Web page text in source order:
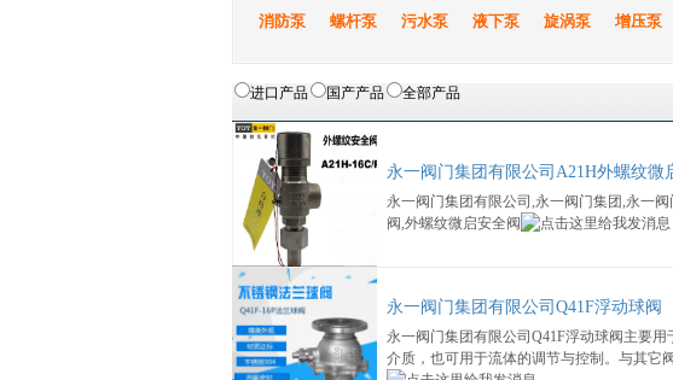
消防泵 螺杆泵 污水泵 液下泵 旋涡泵 增压泵
进口产品 国产产品 全部产品
永一阀门集团有限公司A21H外螺纹微
永一阀门集团有限公司,永一阀门集团,永一阀
阀,外螺纹微启安全阀
永一阀门集团有限公司Q41F浮动球阀
永一阀门集团有限公司Q41F浮动球阀主要用
介质，也可用于流体的调节与控制。与其它